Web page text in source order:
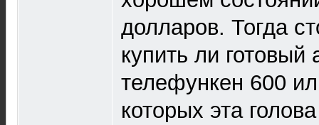
долларов. Тогда
купить ли готовый
телефункен 600
которых эта